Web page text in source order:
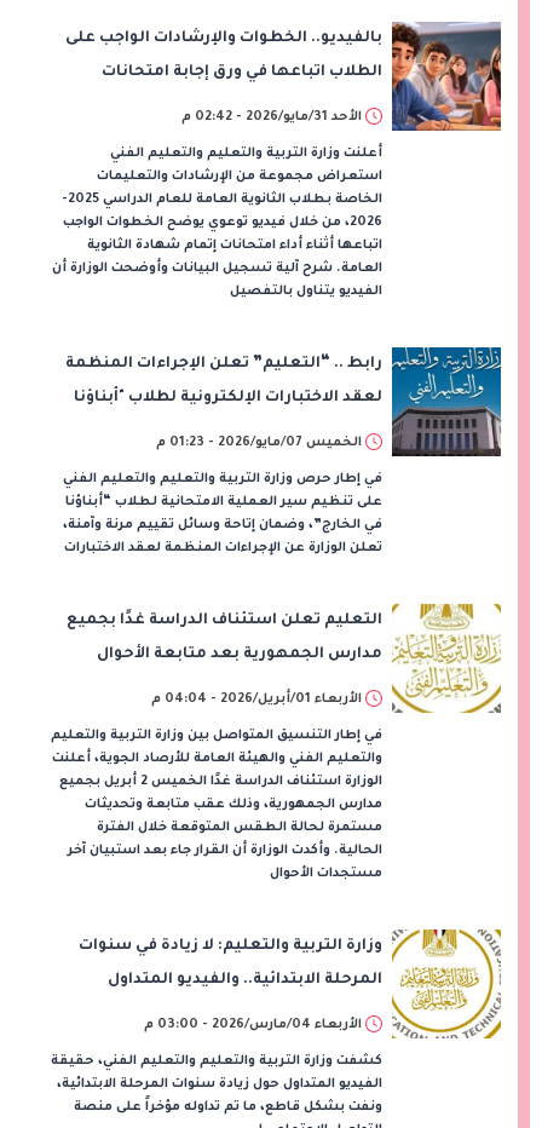
بالفيديو.. الخطوات والإرشادات الواجب على
الطلاب اتباعها في ورق إجابة امتحانات
الثانوية العامة 2025/2026
الأحد 31/مايو/2026 - 02:42 م
أعلنت وزارة التربية والتعليم والتعليم الفني
استعراض مجموعة من الإرشادات والتعليمات
الخاصة بطلاب الثانوية العامة للعام الدراسي 2025-
2026، من خلال فيديو توعوي يوضح الخطوات الواجب
اتباعها أثناء أداء امتحانات إتمام شهادة الثانوية
العامة. شرح آلية تسجيل البيانات وأوضحت الوزارة أن
الفيديو يتناول بالتفصيل
رابط .. “التعليم” تعلن الإجراءات المنظمة
لعقد الاختبارات الإلكترونية لطلاب "أبناؤنا
في الخارج" للفصل الدراسي الثاني
الخميس 07/مايو/2026 - 01:23 م
في إطار حرص وزارة التربية والتعليم والتعليم الفني
على تنظيم سير العملية الامتحانية لطلاب “أبناؤنا
في الخارج”، وضمان إتاحة وسائل تقييم مرنة وآمنة،
تعلن الوزارة عن الإجراءات المنظمة لعقد الاختبارات
التعليم تعلن استئناف الدراسة غدًا بجميع
مدارس الجمهورية بعد متابعة الأحوال
الجوية
الأربعاء 01/أبريل/2026 - 04:04 م
في إطار التنسيق المتواصل بين وزارة التربية والتعليم
والتعليم الفني والهيئة العامة للأرصاد الجوية، أعلنت
الوزارة استئناف الدراسة غدًا الخميس 2 أبريل بجميع
مدارس الجمهورية، وذلك عقب متابعة وتحديثات
مستمرة لحالة الطقس المتوقعة خلال الفترة
الحالية. وأكدت الوزارة أن القرار جاء بعد استبيان آخر
مستجدات الأحوال
وزارة التربية والتعليم: لا زيادة في سنوات
المرحلة الابتدائية.. والفيديو المتداول
"مضلل"
الأربعاء 04/مارس/2026 - 03:00 م
كشفت وزارة التربية والتعليم والتعليم الفني، حقيقة
الفيديو المتداول حول زيادة سنوات المرحلة الابتدائية،
ونفت بشكل قاطع، ما تم تداوله مؤخراً على منصة